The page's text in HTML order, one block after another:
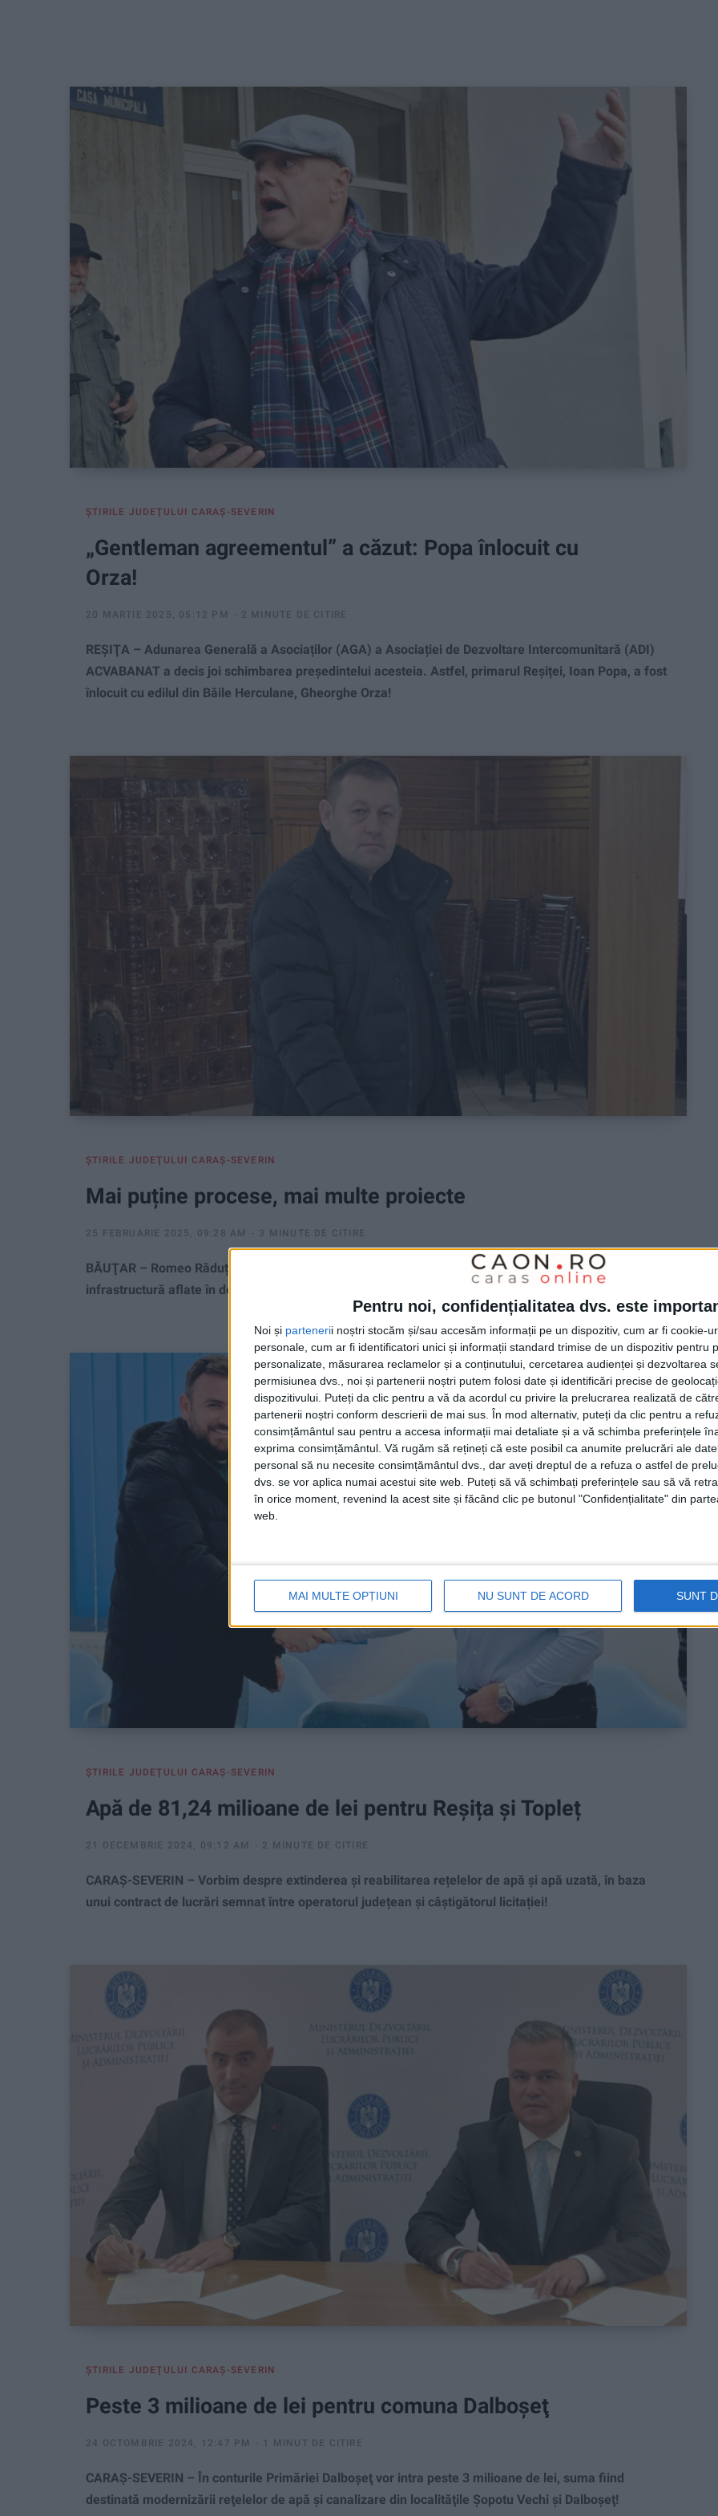
Pentru noi, confidențialitatea dvs. este
Noi și partenerii noștri stocăm și/sau accesăm informații pe un dispozitiv, cum ar fi cookie-
personale, cum ar fi identificatori unici și informații standard trimise de un dispozitiv pentru
personalizate, măsurarea reclamelor și a conținutului, cercetarea audienței și dezvoltarea
permisiunea dvs., noi și partenerii noștri putem folosi date și identificări precise de
dispozitivului. Puteți da clic pentru a vă da acordul cu privire la prelucrarea realizată de
partenerii noștri conform descrierii de mai sus. În mod alternativ, puteți da clic pentru a
consimțământul sau pentru a accesa informații mai detaliate și a vă schimba preferințele
exprima consimțământul. Vă rugăm să rețineți că este posibil ca anumite prelucrări ale
personal să nu necesite consimțământul dvs., dar aveți dreptul de a refuza o astfel de
dvs. se vor aplica numai acestui site web. Puteți să vă schimbați preferințele sau să vă
în orice moment, revenind la acest site și făcând clic pe butonul "Confidențialitate" din
web.
MAI MULTE OPȚIUNI NU SUNT DE ACORD SUNT
ŞTIRILE JUDEŢULUI CARAŞ-SEVERIN
„Gentleman agreementul” a căzut: Popa înlocuit cu
Orza!
20 MARTIE 2025, 05:12 PM 2 MINUTE DE CITIRE
REŞIŢA – Adunarea Generală a Asociaților (AGA) a Asociației de Dezvoltare Intercomunitară (ADI)
ACVABANAT a decis joi schimbarea președintelui acesteia. Astfel, primarul Reșiței, Ioan Popa, a fost
înlocuit cu edilul din Băile Herculane, Gheorghe Orza!
ŞTIRILE JUDEŢULUI CARAŞ-SEVERIN
Mai puține procese, mai multe proiecte
25 FEBRUARIE 2025, 09:28 AM 3 MINUTE DE CITIRE
BĂUŢAR – Romeo Răduță, primarul comunei Băuțar, a oferit detalii despre investițiile în
infrastructură aflate în desfășurare, precum și despre planurile de viitor pentru dezvoltarea localității!
ŞTIRILE JUDEŢULUI CARAŞ-SEVERIN
Apă de 81,24 milioane de lei pentru Reșița și Topleț
21 DECEMBRIE 2024, 09:12 AM 2 MINUTE DE CITIRE
CARAȘ-SEVERIN – Vorbim despre extinderea și reabilitarea rețelelor de apă și apă uzată, în baza
unui contract de lucrări semnat între operatorul județean și câștigătorul licitației!
ŞTIRILE JUDEŢULUI CARAŞ-SEVERIN
Peste 3 milioane de lei pentru comuna Dalboşeţ
24 OCTOMBRIE 2024, 12:47 PM 1 MINUT DE CITIRE
CARAŞ-SEVERIN – În conturile Primăriei Dalboşeţ vor intra peste 3 milioane de lei, suma fiind
destinată modernizării reţelelor de apă şi canalizare din localităţile Şopotu Vechi şi Dalboşeţ!